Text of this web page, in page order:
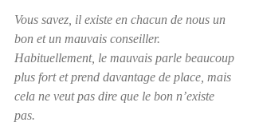
Vous savez, il existe en chacun de nous un
bon et un mauvais conseiller.
Habituellement, le mauvais parle beaucoup
plus fort et prend davantage de place, mais
cela ne veut pas dire que le bon n’existe
pas.